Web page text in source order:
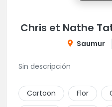
Chris et Nathe
Saumur
Sin descripción
Cartoon Flor